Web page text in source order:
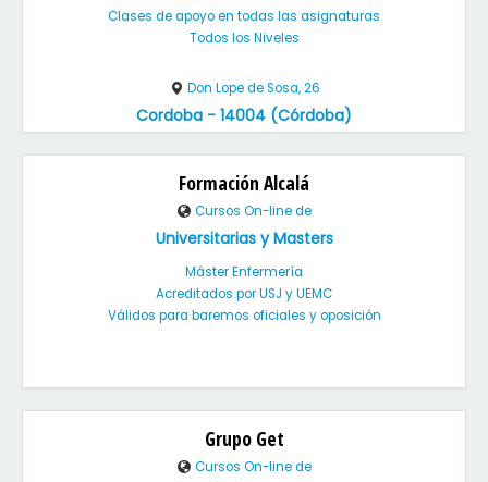
Clases de apoyo en todas las asignaturas
Todos los Niveles
Don Lope de Sosa, 26
Cordoba - 14004 (Córdoba)
Formación Alcalá
Cursos On-line de
Universitarias y Masters
Máster Enfermería
Acreditados por USJ y UEMC
Válidos para baremos oficiales y oposición
Grupo Get
Cursos On-line de